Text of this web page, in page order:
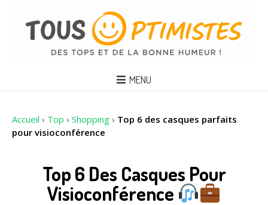
MENU
Accueil › Top › Shopping › Top 6 des casques parfaits
pour visioconférence
Top 6 Des Casques Pour
Visioconférence